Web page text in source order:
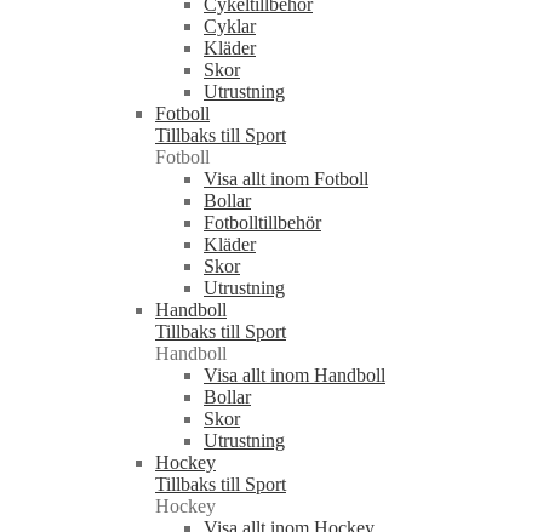
Cykeltillbehör
Cyklar
Kläder
Skor
Utrustning
Fotboll
Tillbaks till Sport
Fotboll
Visa allt inom Fotboll
Bollar
Fotbolltillbehör
Kläder
Skor
Utrustning
Handboll
Tillbaks till Sport
Handboll
Visa allt inom Handboll
Bollar
Skor
Utrustning
Hockey
Tillbaks till Sport
Hockey
Visa allt inom Hockey